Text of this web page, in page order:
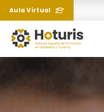
Aula Virtual
¿Necesitas
sobre un